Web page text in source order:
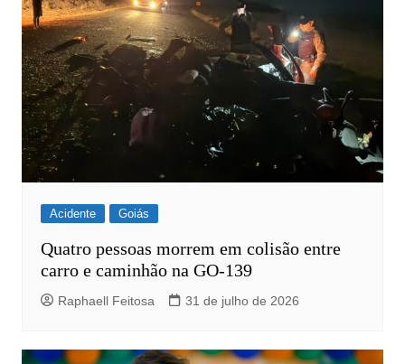
Acidente Goiás
Quatro pessoas morrem em colisão entre
carro e caminhão na GO-139
Raphaell Feitosa 31 de julho de 2026